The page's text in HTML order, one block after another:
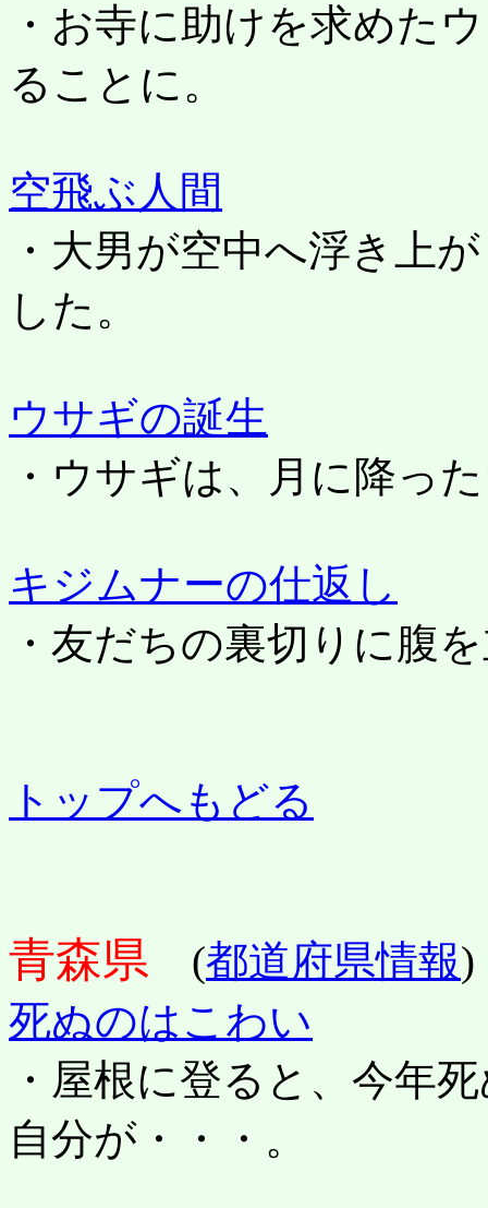
・お寺に助けを求めた
ることに。
空飛ぶ人間
・大男が空中へ浮き上
した。
ウサギの誕生
・ウサギは、月に降っ
キジムナーの仕返し
・友だちの裏切りに腹
トップへもどる
青森県 (都道府県情報)
死ぬのはこわい
・屋根に登ると、今年
自分が・・・。